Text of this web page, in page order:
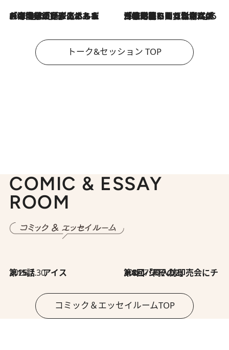
2026.8.3
「今後値上げがあるとすれば…」「リスクがあるのは今年の冬」エネルギー専門家が語る、ホルムズ海峡封鎖が家庭にもたらす“ある心配” 2026.8.3
「住宅建てられない…」「サーチャージ料の高値が続いている」ホルムズ海峡封鎖による影響はいつまで続く？《エネルギー専門家に聞く“どうなる日本の暮らし”》
トーク&セッション TOP
COMIC & ESSAY
ROOM
2026.7.30
第15話 アイス 2026.7.30
第8回「同人誌即売会にチャレンジ その2」
コミック＆エッセイルームTOP